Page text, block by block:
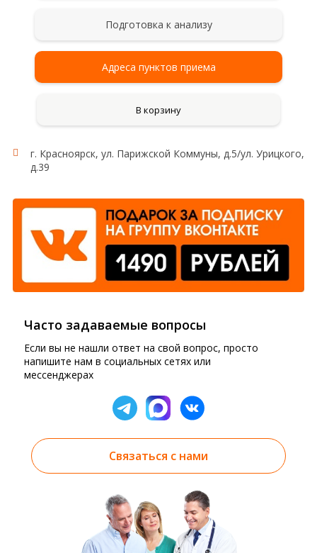
Подготовка к анализу
Адреса пунктов приема
В корзину
г. Красноярск, ул. Парижской Коммуны, д.5/ул. Урицкого,
д.39
Часто задаваемые вопросы
Если вы не нашли ответ на свой вопрос, просто
напишите нам в социальных сетях или
мессенджерах
Связаться с нами